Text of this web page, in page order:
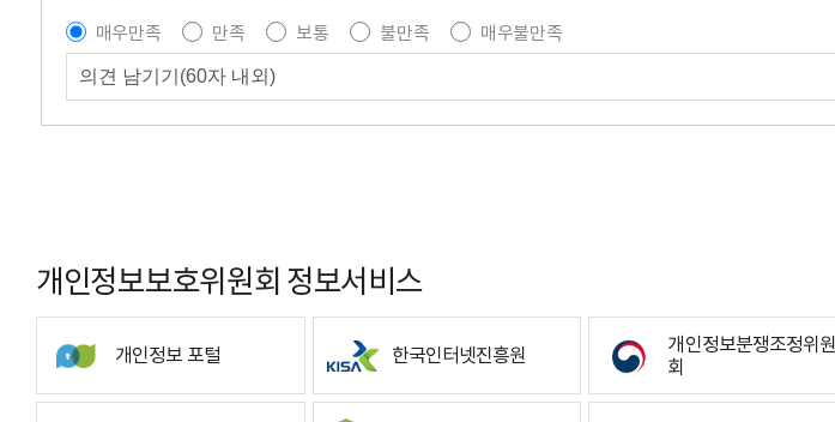
매우만족
만족 보통 불만족
매우불만족
개인정보보호위원회 정보서비스
개인정보 포털 한국인터넷진흥원
개인정보분쟁조정위원
회